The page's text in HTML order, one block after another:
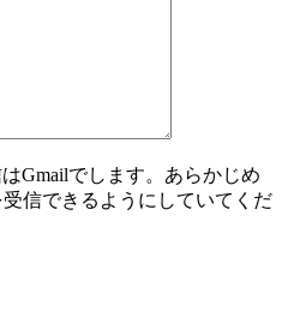
Gmailでします。あらかじめ
受信できるようにしていてくだ